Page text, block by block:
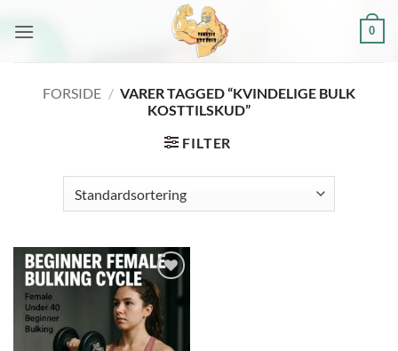
0
FORSIDE / VARER TAGGED “KVINDELIGE BULK
KOSTTILSKUD”
FILTER
Add to
wishlist